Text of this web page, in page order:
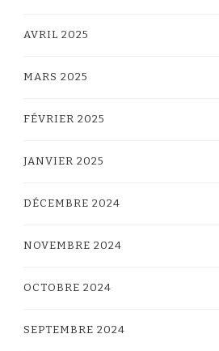
AVRIL 2025
MARS 2025
FÉVRIER 2025
JANVIER 2025
DÉCEMBRE 2024
NOVEMBRE 2024
OCTOBRE 2024
SEPTEMBRE 2024